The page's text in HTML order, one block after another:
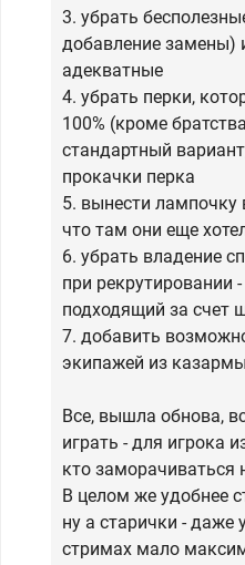
3. убрать
добавление замены)
адекватные
4. убрать перки,
100% (кроме
стандартный
прокачки перка
5. вынести
что там они еще
6. убрать владение
при рекрутировании
подходящий за счет
7. добавить
экипажей из
Все, вышла обнова,
играть - для игрока
кто заморачиваться
В целом же удобнее
ну а старички - даже
стримах мало